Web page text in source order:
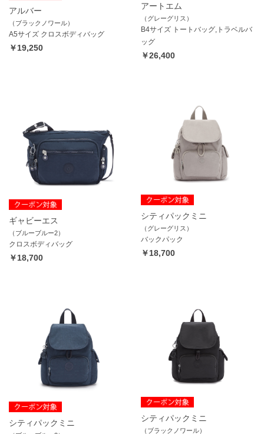
アルバー
（ブラックノワール）
A5サイズ クロスボディバッグ
￥19,250
アートエム
（グレーグリス）
B4サイズ トートバッグ,トラベルバ
ッグ
￥26,400
ギャビーエス
（ブルーブルー2）
クロスボディバッグ
￥18,700
シティパックミニ
（グレーグリス）
バックパック
￥18,700
シティパックミニ シティパックミニ
（ブラックノワール）